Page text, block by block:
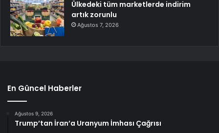
Ülkedeki tüm marketlerde indirim
artık zorunlu
Ağustos 7, 2026
En Güncel Haberler
Ağustos 9, 2026
Trump’tan İran’a Uranyum İmhası Çağrısı